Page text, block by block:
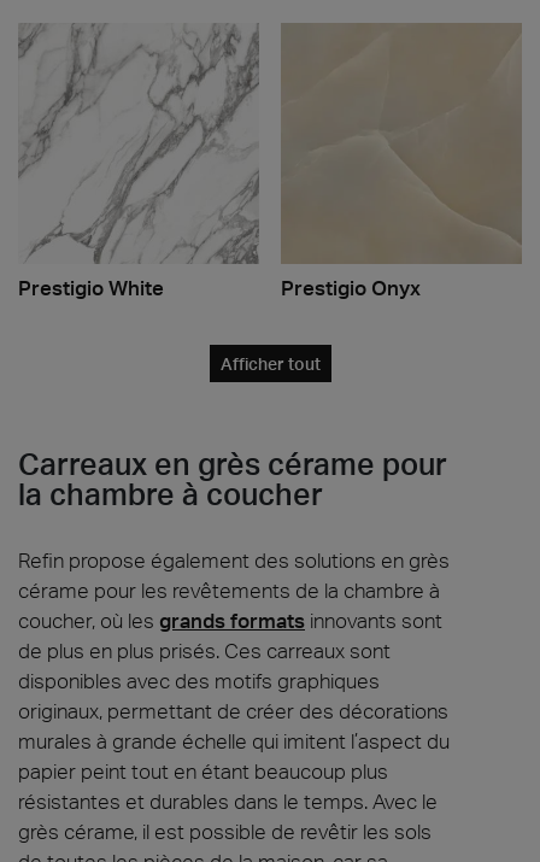
Prestigio White Prestigio Onyx
Afficher tout
Carreaux en grès cérame pour
la chambre à coucher
Refin propose également des solutions en grès
cérame pour les revêtements de la chambre à
coucher, où les grands formats innovants sont
de plus en plus prisés. Ces carreaux sont
disponibles avec des motifs graphiques
originaux, permettant de créer des décorations
murales à grande échelle qui imitent l’aspect du
papier peint tout en étant beaucoup plus
résistantes et durables dans le temps. Avec le
grès cérame, il est possible de revêtir les sols